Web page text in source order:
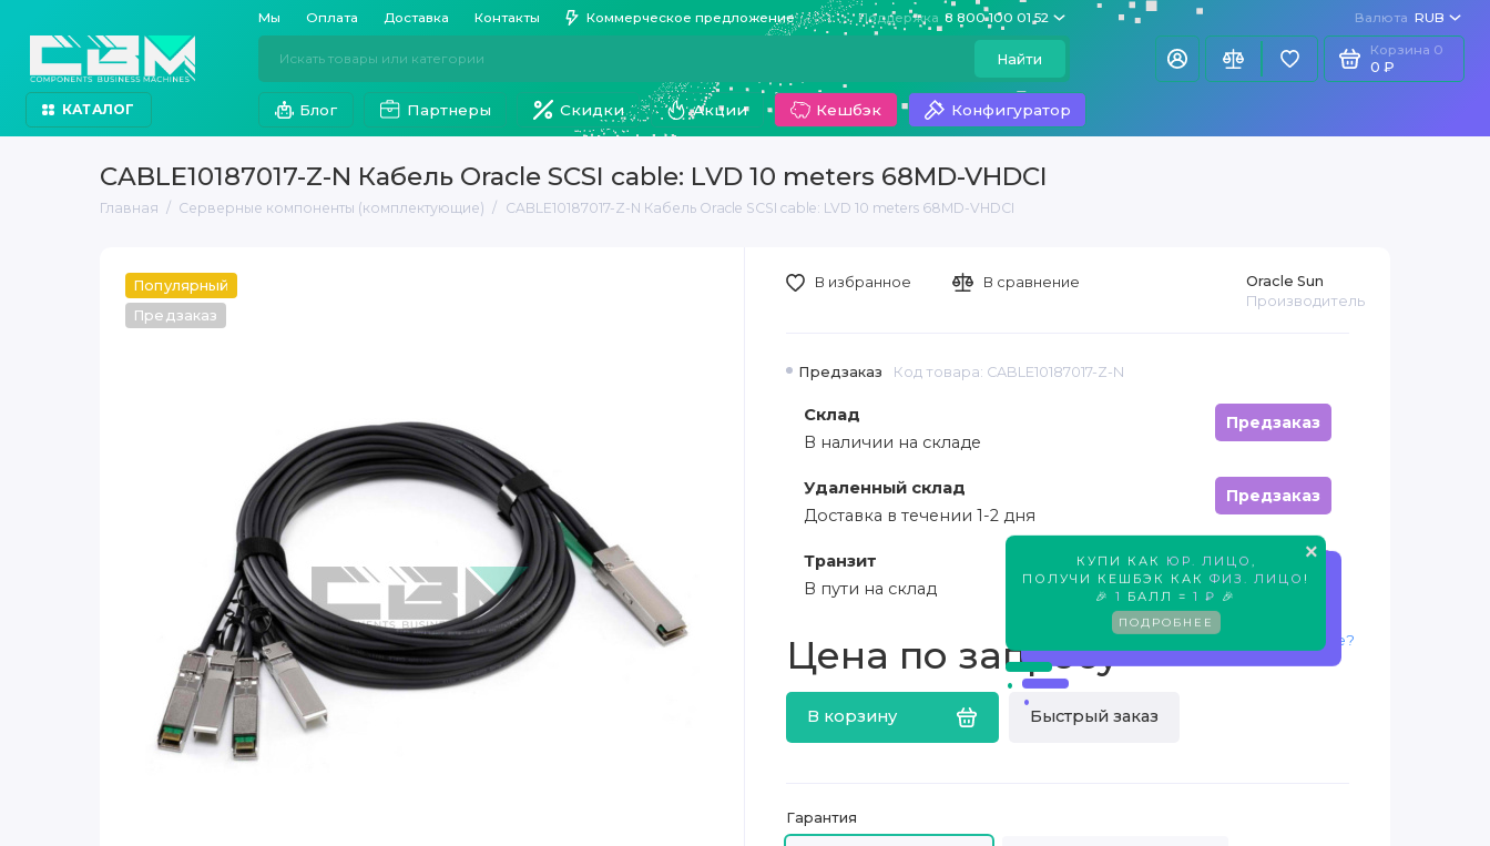
Мы Оплата Доставка Контакты Коммерческое предложение Поддержка 8 800 100 01 52 Валюта RUB
Найти
Корзина 0
0 ₽
КАТАЛОГ Блог Партнеры Скидки Акции Кешбэк Конфигуратор
CABLE10187017-Z-N Кабель Oracle SCSI cable: LVD 10 meters 68MD-VHDCI
Главная Серверные компоненты (комплектующие) CABLE10187017-Z-N Кабель Oracle SCSI cable: LVD 10 meters 68MD-VHDCI
Популярный
Предзаказ
×
КУПИ КАК ЮР. ЛИЦО
ПОЛУЧИ КЕШБЭК КАК ФИЗ. ЛИЦО !
🎉 1 БАЛЛ = 1 ₽ 🎉
ПОДРОБНЕЕ
Предзаказ Код товара: CABLE10187017-Z-N
Oracle Sun
Производитель
Склад
Предзаказ
В наличии на складе
Удаленный склад
Предзаказ
Доставка в течении 1-2 дня
Транзит
Предзаказ
В пути на склад
Цена по запросу
В корзину Быстрый заказ
Нашли дешевле?
В избранное В сравнение
Гарантия